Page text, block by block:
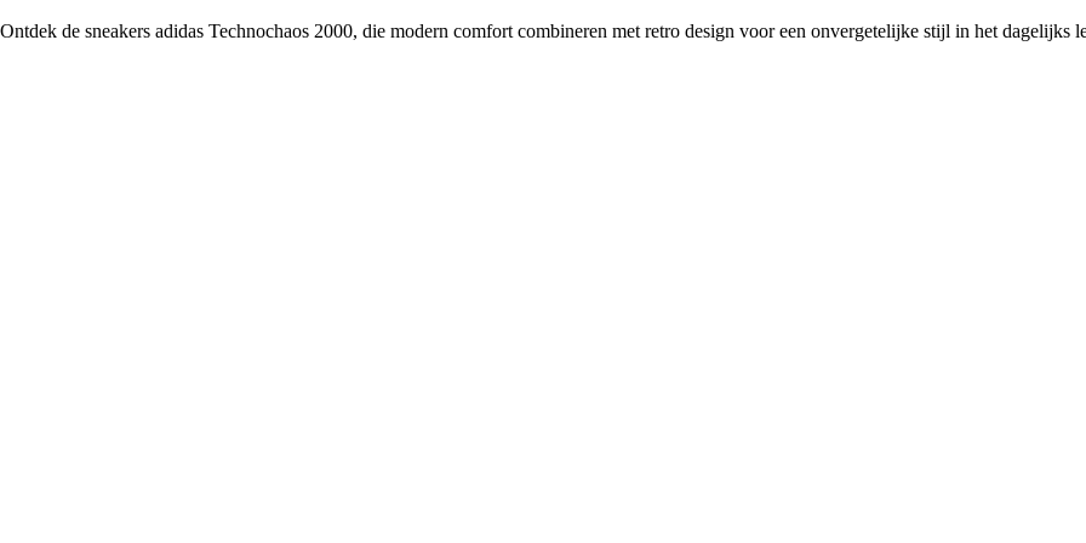
Ontdek de sneakers adidas Technochaos 2000, die modern comfort combineren met retro design voor een onvergetelijke stijl in het dagelijks